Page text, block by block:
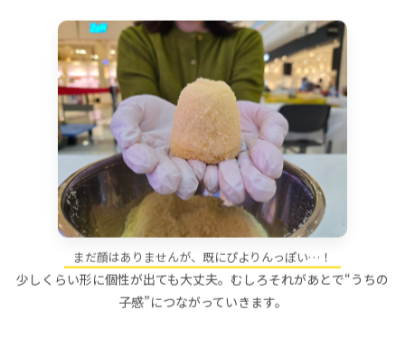
まだ顔はありませんが、既にぴよりんっぽい…！
少しくらい形に個性が出ても大丈夫。むしろそれがあとで“うちの
子感”につながっていきます。